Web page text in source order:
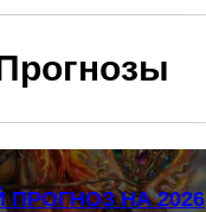
ПРОГНОЗ НА 2026